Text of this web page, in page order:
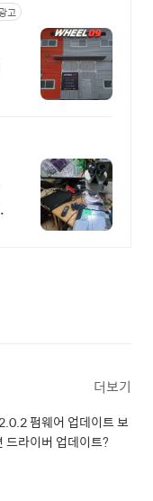
고
더보기
펌웨어 업데이트 보
라이버 업데이트?